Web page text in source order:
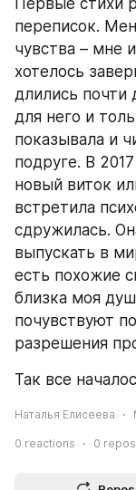
переписок.
чувства – мне
хотелось
длились почти
для него и
показывала и
подруге. В
новый виток
встретила
сдружилась.
выпускать в
есть похожие
близка моя
почувствуют
разрешения
Так все
Наталья Елисеева
0 reactions 0